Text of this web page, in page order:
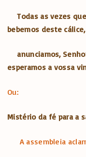
Todas as vezes
bebemos deste cálice,
anunciamos,
esperamos a vossa
Ou:
Mistério da fé para a
A assembleia